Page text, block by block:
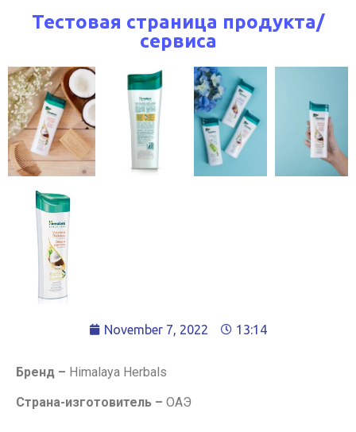
Тестовая страница продукта/
сервиса
November 7, 2022 13:14
Бренд – Himalaya Herbals
Страна-изготовитель – ОАЭ